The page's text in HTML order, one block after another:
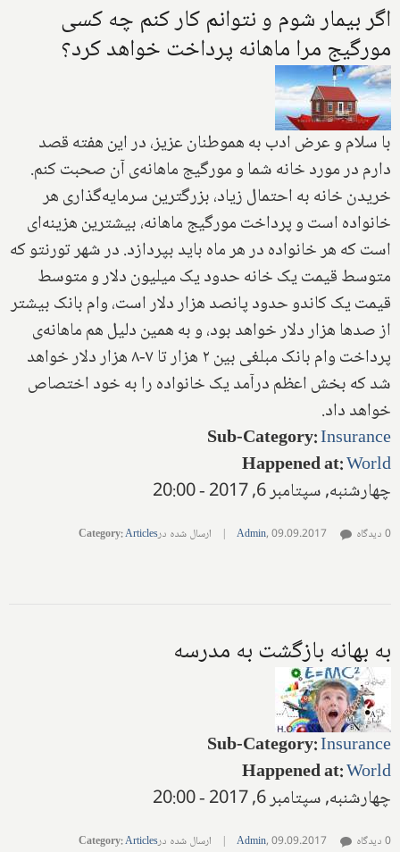
اگر بیمار شوم و نتوانم کار کنم چه کسی
مورگیج مرا ماهانه پرداخت خواهد کرد؟
با سلام و عرض ادب به هموطنان عزیز، در این هفته قصد
دارم در مورد خانه شما و مورگیج ماهانه‌ی آن صحبت کنم.
خریدن خانه به احتمال زیاد، بزرگترین سرمایه‌گذاری هر
خانواده است و پرداخت مورگیج ماهانه، بیشترین هزینه‌ای
است که هر خانواده در هر ماه باید بپردازد. در شهر تورنتو که
متوسط قیمت یک خانه حدود یک میلیون دلار و متوسط
قیمت یک کاندو حدود پانصد هزار دلار است، وام بانک بیشتر
از صدها هزار دلار خواهد بود، و به همین دلیل هم ماهانه‌ی
پرداخت وام بانک مبلغی بین ۲ هزار تا ۷-۸ هزار دلار خواهد
شد که بخش اعظم درآمد یک خانواده را به خود اختصاص
خواهد داد.
Sub-Category:Insurance
Happened at:World
چهارشنبه, سپتامبر 6, 2017 - 20:00
Admin,09.09.2017
| ارسال شده در Category:Articles 0 دیدگاه
به بهانه بازگشت به مدرسه
Sub-Category:Insurance
Happened at:World
چهارشنبه, سپتامبر 6, 2017 - 20:00
Admin,09.09.2017
| ارسال شده در Category:Articles 0 دیدگاه